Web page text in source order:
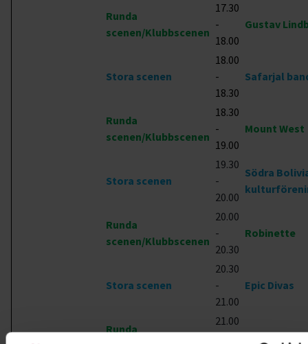
Runda
scenen/Klubbscenen
17.30
-
18.00
Gustav
Stora scenen
18.00
-
18.30
Safarjal
Runda
scenen/Klubbscenen
18.30
-
19.00
Mount West
Stora scenen
19.30
-
20.00
Södra
Runda
scenen/Klubbscenen
20.00
-
20.30
Robinette
Stora scenen
20.30
-
21.00
Epic Divas
Runda
21.00